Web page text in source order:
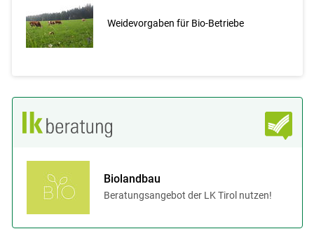
Weidevorgaben für Bio-Betriebe
Biolandbau
Beratungsangebot der LK Tirol nutzen!